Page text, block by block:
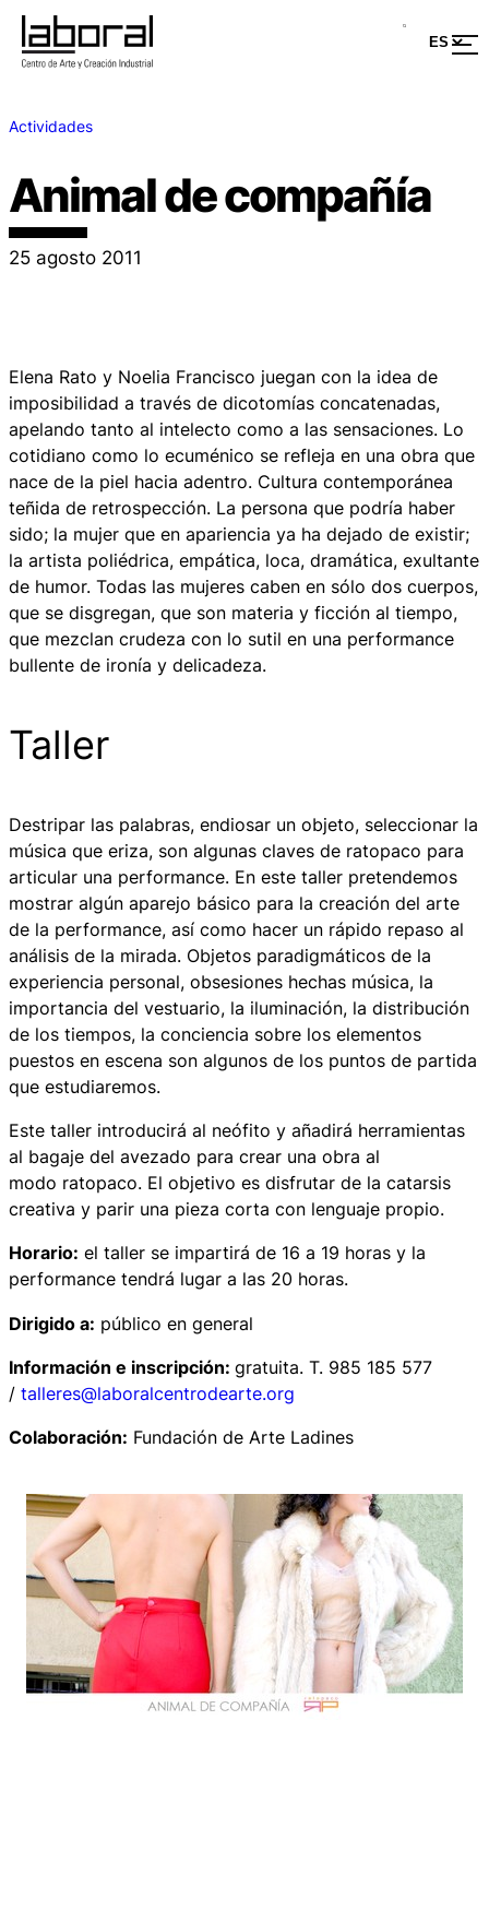
Actividades
Animal de compañía
25 agosto 2011
Elena Rato y Noelia Francisco juegan con la idea de
imposibilidad a través de dicotomías concatenadas,
apelando tanto al intelecto como a las sensaciones. Lo
cotidiano como lo ecuménico se refleja en una obra que
nace de la piel hacia adentro. Cultura contemporánea
teñida de retrospección. La persona que podría haber
sido; la mujer que en apariencia ya ha dejado de existir;
la artista poliédrica, empática, loca, dramática, exultante
de humor. Todas las mujeres caben en sólo dos cuerpos,
que se disgregan, que son materia y ficción al tiempo,
que mezclan crudeza con lo sutil en una performance
bullente de ironía y delicadeza.
Taller
Destripar las palabras, endiosar un objeto, seleccionar la
música que eriza, son algunas claves de ratopaco para
articular una performance. En este taller pretendemos
mostrar algún aparejo básico para la creación del arte
de la performance, así como hacer un rápido repaso al
análisis de la mirada. Objetos paradigmáticos de la
experiencia personal, obsesiones hechas música, la
importancia del vestuario, la iluminación, la distribución
de los tiempos, la conciencia sobre los elementos
puestos en escena son algunos de los puntos de partida
que estudiaremos.
Este taller introducirá al neófito y añadirá herramientas
al bagaje del avezado para crear una obra al
modo ratopaco. El objetivo es disfrutar de la catarsis
creativa y parir una pieza corta con lenguaje propio.
Horario: el taller se impartirá de 16 a 19 horas y la
performance tendrá lugar a las 20 horas.
Dirigido a: público en general
Información e inscripción: gratuita. T. 985 185 577
/ talleres@laboralcentrodearte.org
Colaboración: Fundación de Arte Ladines